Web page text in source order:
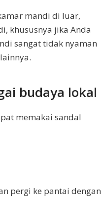
mandi di luar,
khususnya jika Anda
sangat tidak nyaman
budaya lokal
memakai sandal
pergi ke pantai dengan